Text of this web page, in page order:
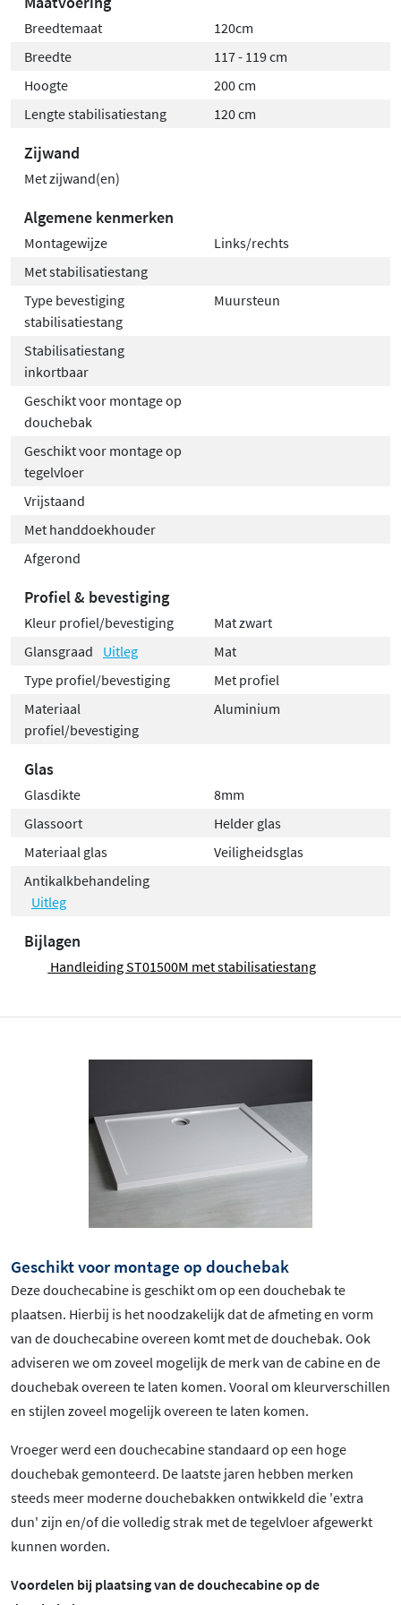
Breedtemaat
120cm
Breedte
117 - 119 cm
Hoogte
200 cm
Lengte stabilisatiestang
120 cm
Zijwand
Met zijwand(en)
Algemene kenmerken
Montagewijze
Links/rechts
Met stabilisatiestang
Type bevestiging
stabilisatiestang
Muursteun
Stabilisatiestang
inkortbaar
Geschikt voor montage op
douchebak
Geschikt voor montage op
tegelvloer
Vrijstaand
Met handdoekhouder
Afgerond
Profiel & bevestiging
Kleur profiel/bevestiging
Mat zwart
Glansgraad
Uitleg
Mat
Type profiel/bevestiging
Met profiel
Materiaal
profiel/bevestiging
Aluminium
Glas
Glasdikte
8mm
Glassoort
Helder glas
Materiaal glas
Veiligheidsglas
Antikalkbehandeling
Uitleg
Bijlagen
Handleiding ST01500M met stabilisatiestang
Geschikt voor montage op douchebak
Deze douchecabine is geschikt om op een douchebak te
plaatsen. Hierbij is het noodzakelijk dat de afmeting en vorm
van de douchecabine overeen komt met de douchebak. Ook
adviseren we om zoveel mogelijk de merk van de cabine en de
douchebak overeen te laten komen. Vooral om kleurverschillen
en stijlen zoveel mogelijk overeen te laten komen.
Vroeger werd een douchecabine standaard op een hoge
douchebak gemonteerd. De laatste jaren hebben merken
steeds meer moderne douchebakken ontwikkeld die 'extra
dun' zijn en/of die volledig strak met de tegelvloer afgewerkt
kunnen worden.
Voordelen bij plaatsing van de douchecabine op de